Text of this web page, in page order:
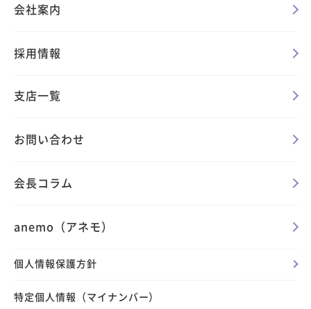
会社案内
採用情報
支店一覧
お問い合わせ
会長コラム
anemo（アネモ）
個人情報保護方針
特定個人情報（マイナンバー）